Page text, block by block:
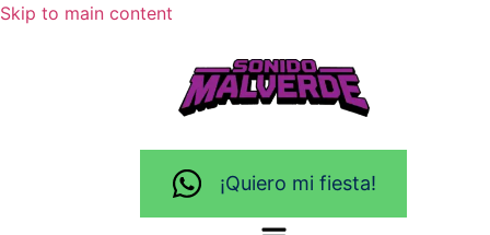
Skip to main content
¡Quiero mi fiesta!